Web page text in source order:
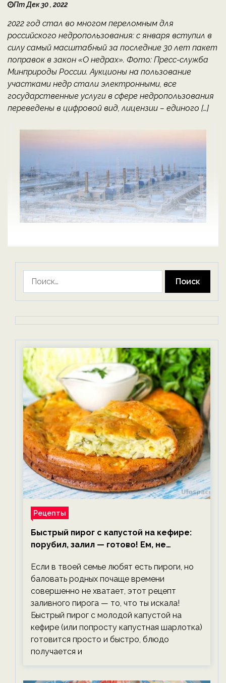
Пт Дек 30 , 2022
2022 год стал во многом переломным для
российского недропользования: с января вступил в
силу самый масштабный за последние 30 лет пакет
поправок в закон «О недрах». Фото: Пресс-служба
Минприроды России. Аукционы на пользование
участками недр стали электронными, все
государственные услуги в сфере недропользования
переведены в цифровой вид, лицензии – единого […]
Рецепты
Быстрый пирог с капустой на кефире:
порубил, залил — готово! Ем, не
Если в твоей семье любят есть пироги, но
баловать родных почаще времени
совершенно не хватает, этот рецепт
заливного пирога — то, что ты искала!
Быстрый пирог с молодой капустой на
кефире (или попросту капустная шарлотка)
готовится просто и быстро, блюдо
получается и